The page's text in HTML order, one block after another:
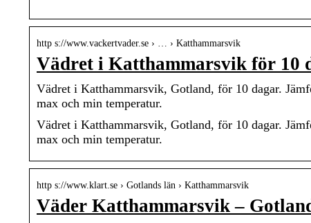
http s://www.vackertvader.se › … › Katthammarsvik
Vädret i Katthammarsvik för 10
Vädret i Katthammarsvik, Gotland, för 10 dagar.
max och min temperatur.
Vädret i Katthammarsvik, Gotland, för 10 dagar.
max och min temperatur.
http s://www.klart.se › Gotlands län › Katthammarsvik
Väder Katthammarsvik –